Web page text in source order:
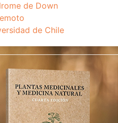
de Down
de Chile